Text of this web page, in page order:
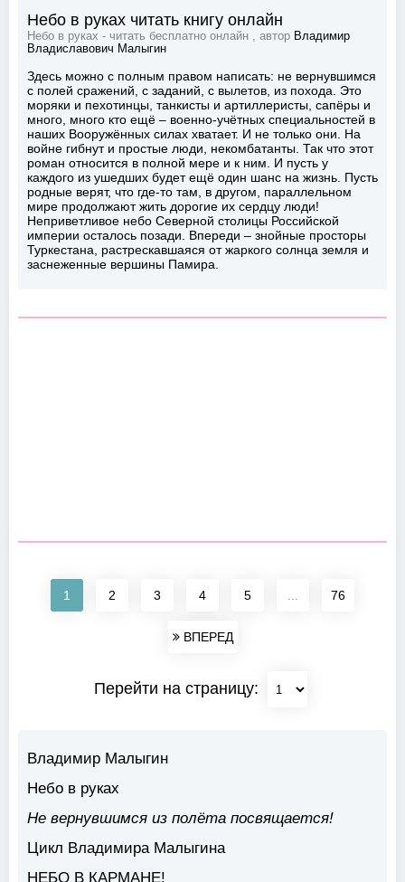
Небо в руках читать книгу онлайн
Небо в руках - читать бесплатно онлайн , автор Владимир
Владиславович Малыгин
Здесь можно с полным правом написать: не вернувшимся
с полей сражений, с заданий, с вылетов, из похода. Это
моряки и пехотинцы, танкисты и артиллеристы, сапёры и
много, много кто ещё – военно-учётных специальностей в
наших Вооружённых силах хватает. И не только они. На
войне гибнут и простые люди, некомбатанты. Так что этот
роман относится в полной мере и к ним. И пусть у
каждого из ушедших будет ещё один шанс на жизнь. Пусть
родные верят, что где-то там, в другом, параллельном
мире продолжают жить дорогие их сердцу люди!
Неприветливое небо Северной столицы Российской
империи осталось позади. Впереди – знойные просторы
Туркестана, растрескавшаяся от жаркого солнца земля и
заснеженные вершины Памира.
1 2 3 4 5 ... 76
ВПЕРЕД
Перейти на страницу:
Владимир Малыгин
Небо в руках
Не вернувшимся из полёта посвящается!
Цикл Владимира Малыгина
НЕБО В КАРМАНЕ!